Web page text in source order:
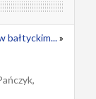
bałtyckim...»